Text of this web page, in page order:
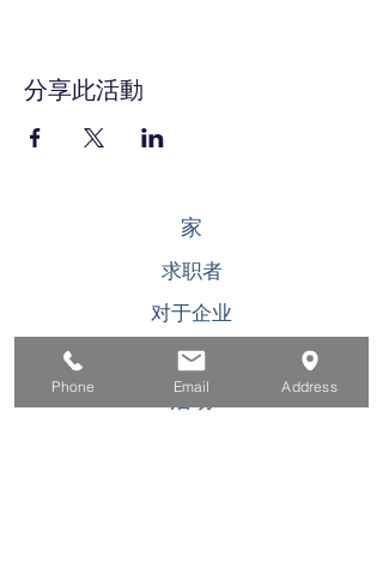
分享此活動
家
求职者
对于企业
为青年
活动
Phone Email Address